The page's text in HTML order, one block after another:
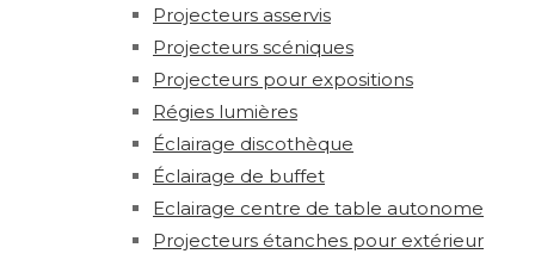
Projecteurs asservis
Projecteurs scéniques
Projecteurs pour expositions
Régies lumières
Éclairage discothèque
Éclairage de buffet
Eclairage centre de table autonome
Projecteurs étanches pour extérieur